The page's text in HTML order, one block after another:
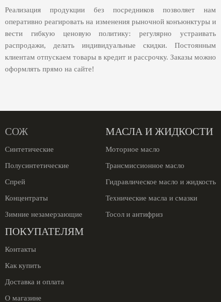
Реализация продукции без посредников позволяет нам
оперативно реагировать на изменения рыночной конъюнктуры и
вести гибкую ценовую политику: регулярно устраивать
распродажи, делать индивидуальные скидки. Постоянным
клиентам отпускаем товары в кредит и рассрочку. Заказы можно
оформлять прямо на сайте!
СОЖ
Синтетические
Полусинтетические
Спрей
Концентраты
Зимние незамерзающие
МАСЛА И ЖИДКОСТИ
Моторное масло
Трансмиссионное масло
Гидравлическое масло и жидкость
Технические масла и смазки
Тосол и антифриз
ПОКУПАТЕЛЯМ
Контакты
Как купить
Доставка и оплата
О магазине